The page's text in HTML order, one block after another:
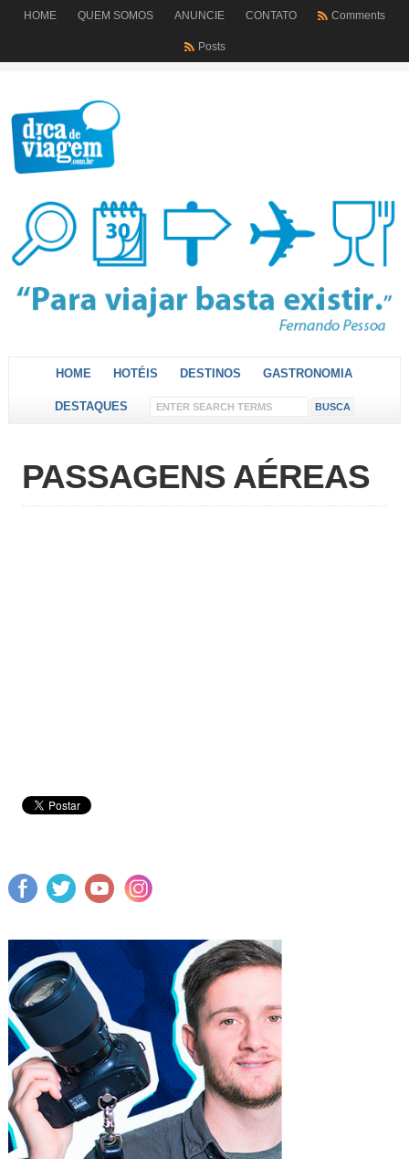
HOME QUEM SOMOS ANUNCIE CONTATO Comments
Posts
HOME HOTÉIS DESTINOS GASTRONOMIA
DESTAQUES
PASSAGENS AÉREAS